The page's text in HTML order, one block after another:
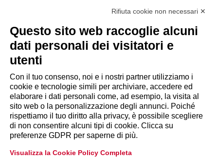
segreteria@lps.coop
INFORMAZIONI
Disclaimer
Privacy Policy
Rifiuta cookie non necessari ✕
Questo sito web raccoglie alcuni
dati personali dei visitatori e
utenti
Con il tuo consenso, noi e i nostri partner utilizziamo i
cookie e tecnologie simili per archiviare, accedere ed
elaborare i dati personali come, ad esempio, la visita al
sito web o la personalizzazione degli annunci. Poiché
rispettiamo il tuo diritto alla privacy, è possibile scegliere
di non consentire alcuni tipi di cookie. Clicca su
preferenze GDPR per saperne di più.
Visualizza la Cookie Policy Completa